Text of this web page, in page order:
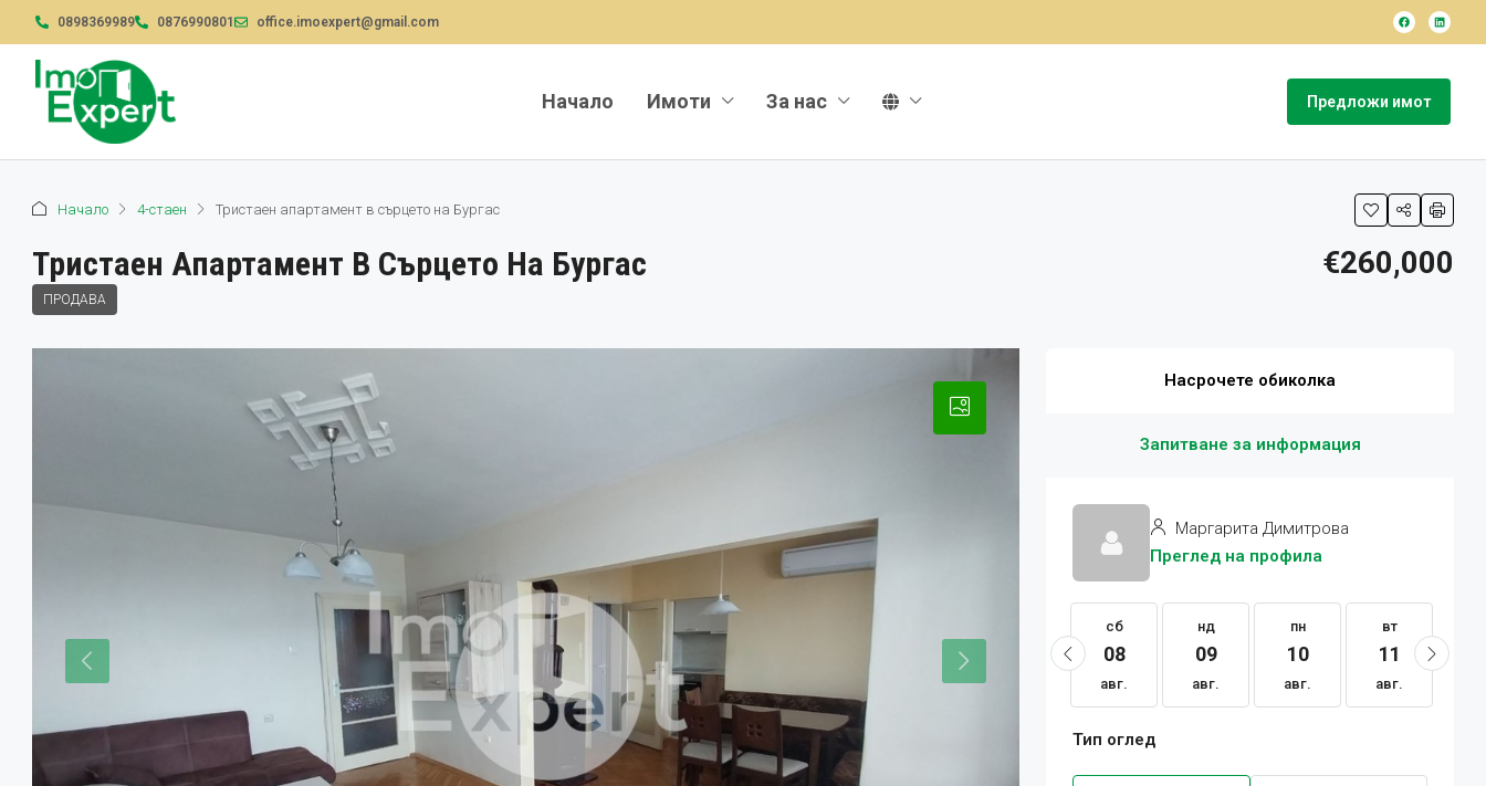
0898369989 0876990801 office.imoexpert@gmail.com
Начало Имоти За нас Предложи имот
Начало 4-стаен Тристаен апартамент в сърцето на Бургас
Тристаен Апартамент В Сърцето На Бургас
ПРОДАВА
€260,000
Насрочете обиколка
Запитване за информация
Маргарита Димитрова
Преглед на профила
авг.
сб
08
авг.
нд
09
авг.
пн
10
авг.
вт
11
авг.
Тип оглед